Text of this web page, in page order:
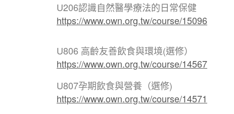
U206認識自然醫學療法的日常保健
https://www.own.org.tw/course/15096
U806 ⾼齡友善飲食與環境(選修）
https://www.own.org.tw/course/14567
U807孕期飲食與營養（選修)
https://www.own.org.tw/course/14571